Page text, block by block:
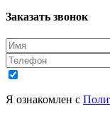
Заказать звонок
Я ознакомлен с